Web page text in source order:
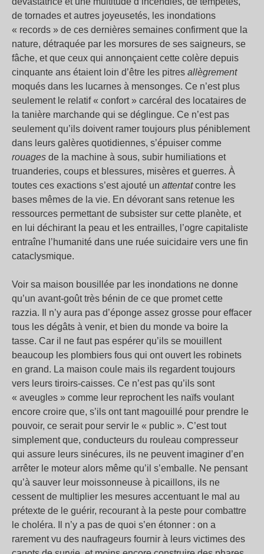
de tornades et autres joyeusetés, les inondations
« records » de ces dernières semaines confirment que la
nature, détraquée par les morsures de ses saigneurs, se
fâche, et que ceux qui annonçaient cette colère depuis
cinquante ans étaient loin d’être les pitres allègrement
moqués dans les lucarnes à mensonges. Ce n’est plus
seulement le relatif « confort » carcéral des locataires de
la tanière marchande qui se déglingue. Ce n’est pas
seulement qu’ils doivent ramer toujours plus péniblement
dans leurs galères quotidiennes, s’épuiser comme
rouages de la machine à sous, subir humiliations et
truanderies, coups et blessures, misères et guerres. À
toutes ces exactions s’est ajouté un attentatcontre les
bases mêmes de la vie. En dévorant sans retenue les
ressources permettant de subsister sur cette planète, et
en lui déchirant la peau et les entrailles, l’ogre capitaliste
entraîne l’humanité dans une ruée suicidaire vers une fin
cataclysmique.
Voir sa maison bousillée par les inondations ne donne
qu’un avant-goût très bénin de ce que promet cette
razzia. Il n’y aura pas d’éponge assez grosse pour effacer
tous les dégâts à venir, et bien du monde va boire la
tasse. Car il ne faut pas espérer qu’ils se mouillent
beaucoup les plombiers fous qui ont ouvert les robinets
en grand. La maison coule mais ils regardent toujours
vers leurs tiroirs-caisses. Ce n’est pas qu’ils sont
« aveugles » comme leur reprochent les naïfs voulant
encore croire que, s’ils ont tant magouillé pour prendre le
pouvoir, ce serait pour servir le « public ». C’est tout
simplement que, conducteurs du rouleau compresseur
qui assure leurs sinécures, ils ne peuvent imaginer d’en
arrêter le moteur alors même qu’il s’emballe. Ne pensant
qu’à sauver leur moissonneuse à picaillons, ils ne
cessent de multiplier les mesures accentuant le mal au
prétexte de le guérir, recourant à la peste pour combattre
le choléra. Il n’y a pas de quoi s’en étonner : on a
rarement vu des naufrageurs fournir à leurs victimes des